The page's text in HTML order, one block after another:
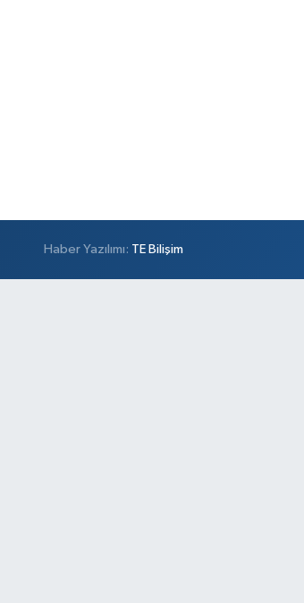
Haber Yazılımı: TE Bilişim